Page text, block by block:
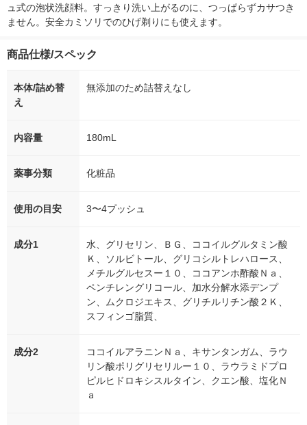
ュ式の泡状洗顔料。すっきり洗い上がるのに、つっぱらずカサつき
ません。安全カミソリでのひげ剃りにも使えます。
商品仕様/スペック
本体/詰め替
え
無添加のため詰替えなし
内容量 180mL
薬事分類 化粧品
使用の目安 3〜4プッシュ
成分1
水、グリセリン、ＢＧ、ココイルグルタミン酸
Ｋ、ソルビトール、グリコシルトレハロース、
メチルグルセスー１０、ココアンホ酢酸Ｎａ、
ペンチレングリコール、加水分解水添デンプ
ン、ムクロジエキス、グリチルリチン酸２Ｋ、
スフィンゴ脂質、
成分2
ココイルアラニンＮａ、キサンタンガム、ラウ
リン酸ポリグリセリルー１０、ラウラミドプロ
ピルヒドロキシスルタイン、クエン酸、塩化Ｎ
ａ